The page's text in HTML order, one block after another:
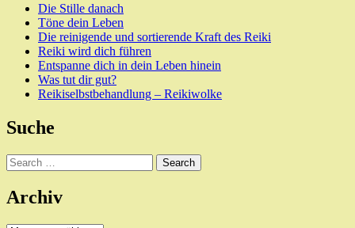
Die Stille danach
Töne dein Leben
Die reinigende und sortierende Kraft des Reiki
Reiki wird dich führen
Entspanne dich in dein Leben hinein
Was tut dir gut?
Reikiselbstbehandlung – Reikiwolke
Suche
Search
Archiv